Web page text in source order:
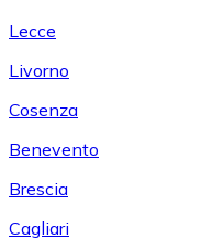
Lecce
Livorno
Cosenza
Benevento
Brescia
Cagliari